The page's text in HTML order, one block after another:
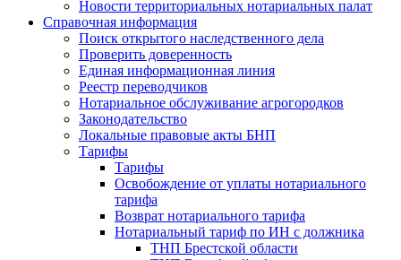
Новости территориальных нотариальных палат
Справочная информация
Поиск открытого наследственного дела
Проверить доверенность
Единая информационная линия
Реестр переводчиков
Нотариальное обслуживание агрогородков
Законодательство
Локальные правовые акты БНП
Тарифы
Тарифы
Освобождение от уплаты нотариального
тарифа
Возврат нотариального тарифа
Нотариальный тариф по ИН с должника
ТНП Брестской области